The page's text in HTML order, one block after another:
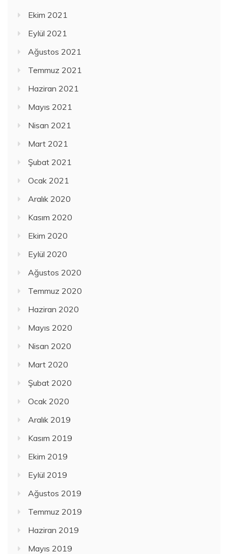
Ekim 2021
Eylül 2021
Ağustos 2021
Temmuz 2021
Haziran 2021
Mayıs 2021
Nisan 2021
Mart 2021
Şubat 2021
Ocak 2021
Aralık 2020
Kasım 2020
Ekim 2020
Eylül 2020
Ağustos 2020
Temmuz 2020
Haziran 2020
Mayıs 2020
Nisan 2020
Mart 2020
Şubat 2020
Ocak 2020
Aralık 2019
Kasım 2019
Ekim 2019
Eylül 2019
Ağustos 2019
Temmuz 2019
Haziran 2019
Mayıs 2019